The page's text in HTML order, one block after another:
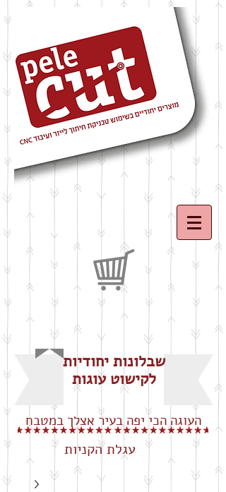
שבלונות יחודיות
לקישוט עוגות
העוגה הכי יפה בעיר אצלך במטבח
עגלת הקניות